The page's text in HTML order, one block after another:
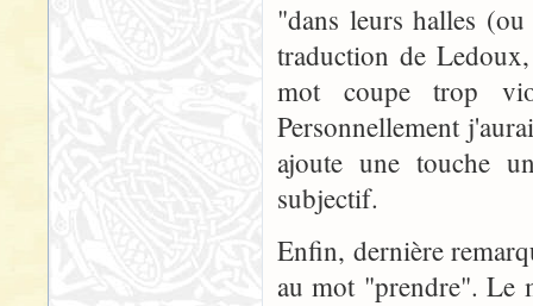
"dans leurs halles
traduction de
mot coupe trop
Personnellement
ajoute une touche
subjectif.
Enfin, dernière
au mot "prendre". Le